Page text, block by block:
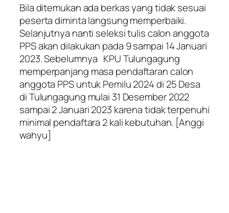
Bila ditemukan ada berkas yang tidak sesuai
peserta diminta langsung memperbaiki.
Selanjutnya nanti seleksi tulis calon anggota
PPS akan dilakukan pada 9 sampai 14 Januari
2023. Sebelumnya KPU Tulungagung
memperpanjang masa pendaftaran calon
anggota PPS untuk Pemilu 2024 di 25 Desa
di Tulungagung mulai 31 Desember 2022
sampai 2 Januari 2023 karena tidak terpenuhi
minimal pendaftara 2 kali kebutuhan. [Anggi
wahyu]